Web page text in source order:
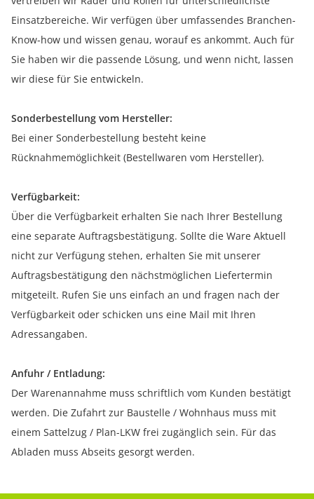
Einsatzbereiche. Wir verfügen über umfassendes Branchen-
Know-how und wissen genau, worauf es ankommt. Auch für
Sie haben wir die passende Lösung, und wenn nicht, lassen
wir diese für Sie entwickeln.
Sonderbestellung vom Hersteller:
Bei einer Sonderbestellung besteht keine
Rücknahmemöglichkeit (Bestellwaren vom Hersteller).
Verfügbarkeit:
Über die Verfügbarkeit erhalten Sie nach Ihrer Bestellung
eine separate Auftragsbestätigung. Sollte die Ware Aktuell
nicht zur Verfügung stehen, erhalten Sie mit unserer
Auftragsbestätigung den nächstmöglichen Liefertermin
mitgeteilt. Rufen Sie uns einfach an und fragen nach der
Verfügbarkeit oder schicken uns eine Mail mit Ihren
Adressangaben.
Anfuhr / Entladung:
Der Warenannahme muss schriftlich vom Kunden bestätigt
werden. Die Zufahrt zur Baustelle / Wohnhaus muss mit
einem Sattelzug / Plan-LKW frei zugänglich sein. Für das
Abladen muss Abseits gesorgt werden.